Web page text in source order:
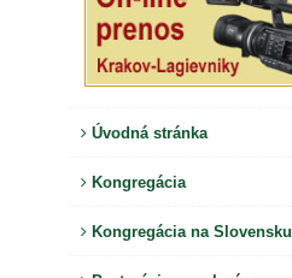
Úvodná stránka
Kongregácia
Kongregácia na Slovensku